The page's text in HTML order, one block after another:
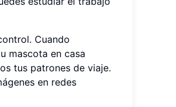
Cuando
mascota en casa
tus patrones de viaje.
en redes